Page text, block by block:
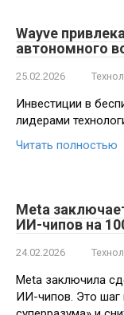
Wayve
автономного
25.02.2026
Инвестиции в
лидерами
Читать полностью
Meta
ИИ-чипов на
24.02.2026
Meta заключила
ИИ-чипов. Это шаг